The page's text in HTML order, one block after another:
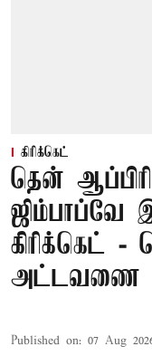
கிரிக்கெட்
தென்
ஜிம்பாப்வே
கிரிக்கெட்
அட்டவணை
Published on: 07 Aug